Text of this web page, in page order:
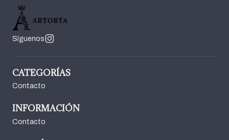
Síguenos
CATEGORÍAS
Contacto
INFORMACIÓN
Contacto